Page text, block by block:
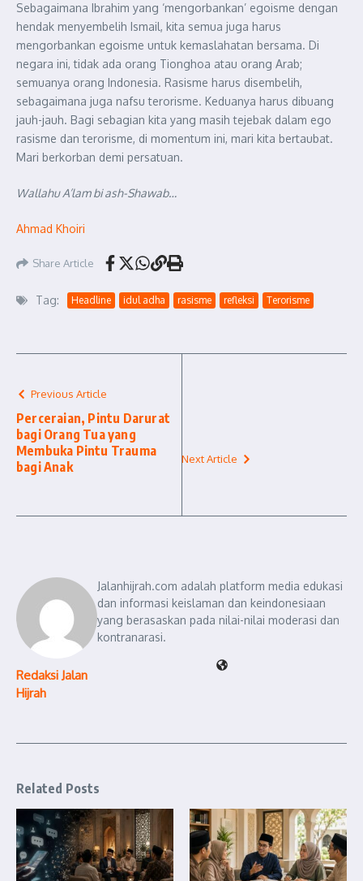
Sebagaimana Ibrahim yang ‘mengorbankan’ egoisme dengan
hendak menyembelih Ismail, kita semua juga harus
mengorbankan egoisme untuk kemaslahatan bersama. Di
negara ini, tidak ada orang Tionghoa atau orang Arab;
semuanya orang Indonesia. Rasisme harus disembelih,
sebagaimana juga nafsu terorisme. Keduanya harus dibuang
jauh-jauh. Bagi sebagian kita yang masih tejebak dalam ego
rasisme dan terorisme, di momentum ini, mari kita bertaubat.
Mari berkorban demi persatuan.
Wallahu A’lam bi ash-Shawab…
Ahmad Khoiri
Share Article
Tag: Headline idul adha rasisme refleksi Terorisme
Previous Article
Perceraian, Pintu Darurat
bagi Orang Tua yang
Membuka Pintu Trauma
bagi Anak
Next Article
Redaksi Jalan
Hijrah
Jalanhijrah.com adalah platform media edukasi
dan informasi keislaman dan keindonesiaan
yang berasaskan pada nilai-nilai moderasi dan
kontranarasi.
Related Posts